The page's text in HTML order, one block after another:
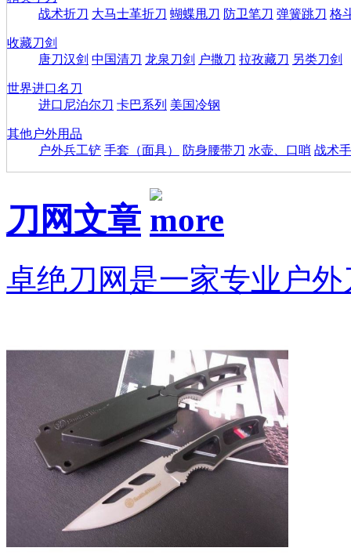
战术折刀 大马士革折刀 蝴蝶甩刀 防卫笔刀 弹簧跳刀 格
收藏刀剑
唐刀汉剑 中国清刀 龙泉刀剑 户撒刀 拉孜藏刀 另类刀剑
世界进口名刀
进口尼泊尔刀 卡巴系列 美国冷钢
其他户外用品
户外兵工铲 手套（面具） 防身腰带刀 水壶、口哨 战术
刀网文章
卓绝刀网是一家专业户